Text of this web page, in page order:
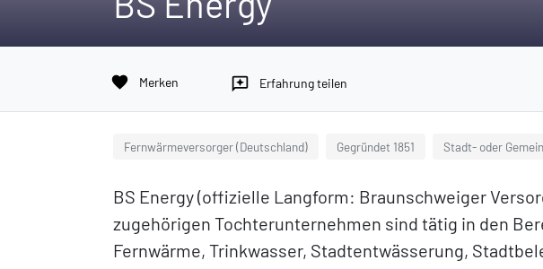
favorite Merken reviews Erfahrung teilen
Fernwärmeversorger (Deutschland) Gegründet 1851 Stadt- oder
BS Energy (offizielle Langform: Braunschweiger
zugehörigen Tochterunternehmen sind tätig in den
Fernwärme, Trinkwasser, Stadtentwässerung,